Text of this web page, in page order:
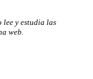
lee y estudia las
web.